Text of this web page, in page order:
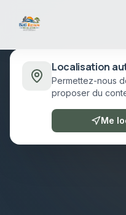
Localisation
Permettez-nous
proposer du
Me